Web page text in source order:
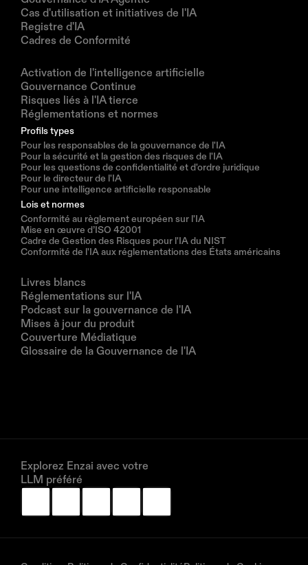
Cas d'utilisation et initiatives de l'IA
Registre d'IA
Cadres de Conformité
Activation de l'intelligence artificielle
Gouvernance Continue
Risques liés à l'IA tierce
Réglementations et normes
Profils types
Pour les responsables de la gouvernance de l'IA
Pour la sécurité et la gestion des risques de l'IA
Pour les questions de confidentialité et d'ordre juridique
Pour le directeur de l'IA
Pour une intelligence artificielle responsable
Lois et normes
Conformité au règlement européen sur l'IA
Mise en œuvre d’ISO 42001
Cadre de Gestion des Risques pour l'IA du NIST
Conformité de l'IA aux réglementations des États américains
Livres blancs
Réglementations sur l'IA
Podcast sur la gouvernance de l'IA
Mises à jour du produit
Couverture Médiatique
Glossaire de la Gouvernance de l'IA
Explorez Enzai avec votre
LLM préféré